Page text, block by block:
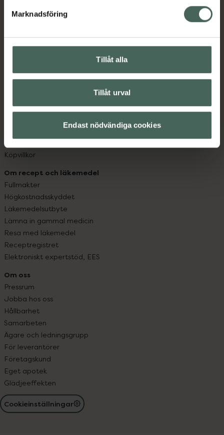
Marknadsföring
Tillåt alla
Tillåt urval
Endast nödvändiga cookies
hjälpa just dig att må lite bättre. Välkommen att prata
med oss.
Kundservice
Hitta apotek
Leverans, betalning och retur
Sajtens tillgänglighet
App
Köpvillkor
Om recept och läkemedel
Fullmakter
Högkostnadsskyddet
Läkemedelsutbyte
Lämna in gammal medicin
Resa med läkemedel
Receptregistret
Elektroniskt expertstöd, EES
Om oss
Pressrum
Jobba hos oss
Hållbarhet
Samarbeten
Ägare och ledningsgrupp
För leverantörer
Företagskund
Eget apotek
Glädjeeffekten
Cookieinställningar